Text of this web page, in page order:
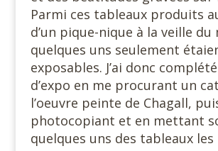
Parmi ces tableaux produits
d’un pique-nique à la veille du
quelques uns seulement
exposables. J’ai donc
d’expo en me procurant un
l’oeuvre peinte de Chagall,
photocopiant et en mettant
quelques uns des tableaux les